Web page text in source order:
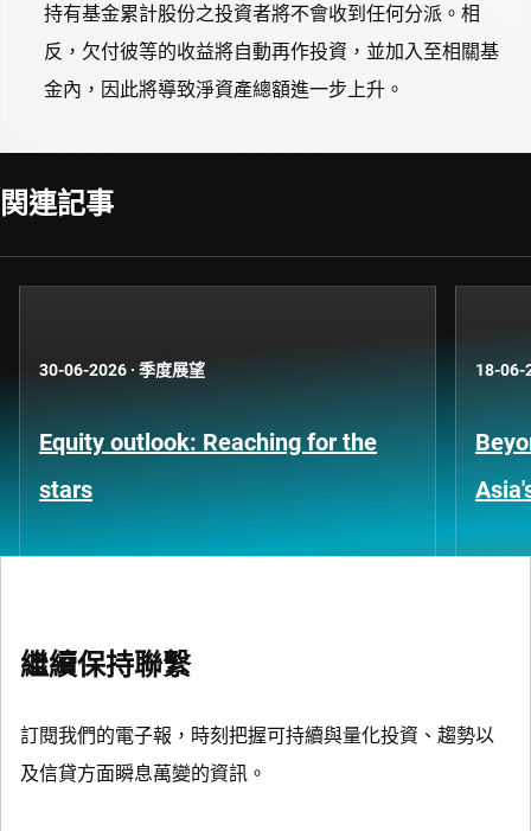
持有基金累計股份之投資者將不會收到任何分派。相
反，欠付彼等的收益將自動再作投資，並加入至相關基
金內，因此將導致淨資產總額進一步上升。
関連記事
30-06-2026 · 季度展望
Equity outlook: Reaching for the
stars
18-06-
繼續保持聯繫
訂閱我們的電子報，時刻把握可持續與量化投資、趨勢以
及信貸方面瞬息萬變的資訊。